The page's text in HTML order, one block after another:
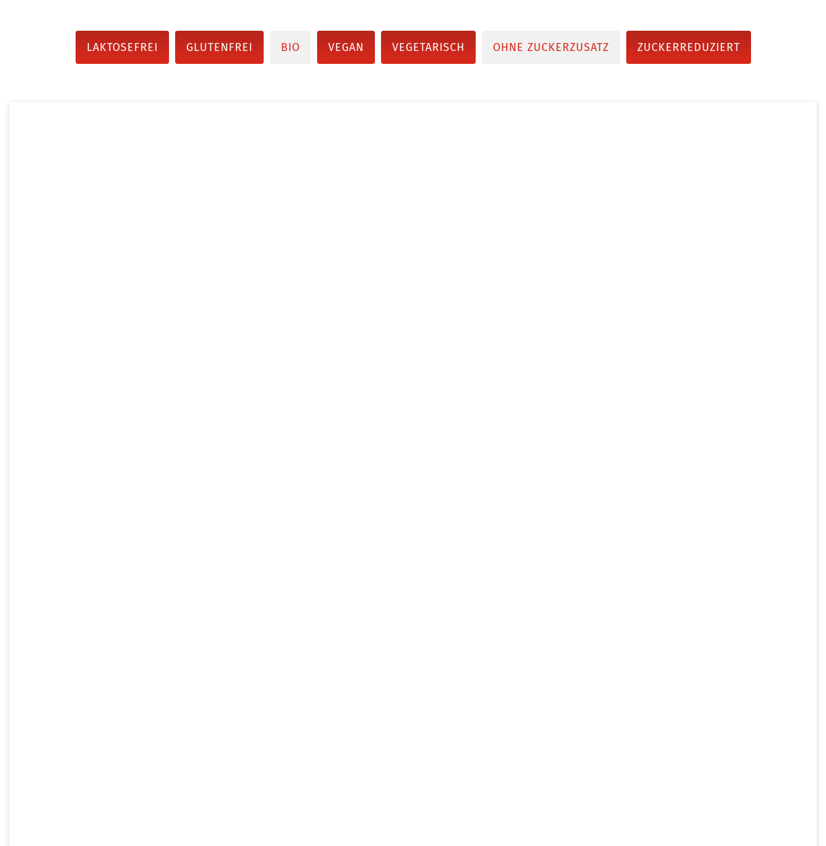
LAKTOSEFREI GLUTENFREI BIO VEGAN VEGETARISCH OHNE ZUCKERZUSATZ ZUCKERREDUZIERT